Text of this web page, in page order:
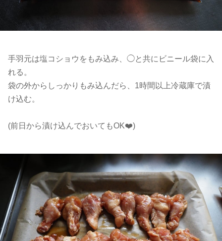
手羽元は塩コショウをもみ込み、◯と共にビニール袋に入
れる。
袋の外からしっかりもみ込んだら、1時間以上冷蔵庫で漬
け込む。
(前日から漬け込んでおいてもOK❤️)